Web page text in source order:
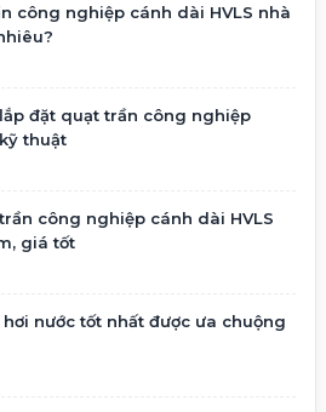
công nghiệp cánh dài HVLS nhà
đặt quạt trần công nghiệp
thuật
công nghiệp cánh dài HVLS
giá tốt
hơi nước tốt nhất được ưa chuộng